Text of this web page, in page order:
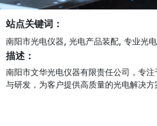
站点关键词：
南阳市光电仪器, 光电产品装配, 专业光
描述：
南阳市文华光电仪器有限责任公司，专
与研发，为客户提供高质量的光电解决方